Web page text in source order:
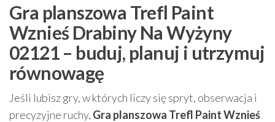
Gra planszowa Trefl Paint
Wznieś Drabiny Na Wyżyny
02121 – buduj, planuj i utrzymuj
równowagę
Jeśli lubisz gry, w których liczy się spryt, obserwacja i
precyzyjne ruchy, Gra planszowa Trefl Paint Wznieś